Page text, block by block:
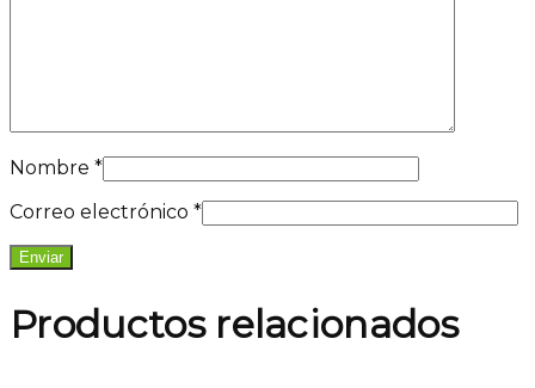
Nombre *
Correo electrónico *
Productos relacionados